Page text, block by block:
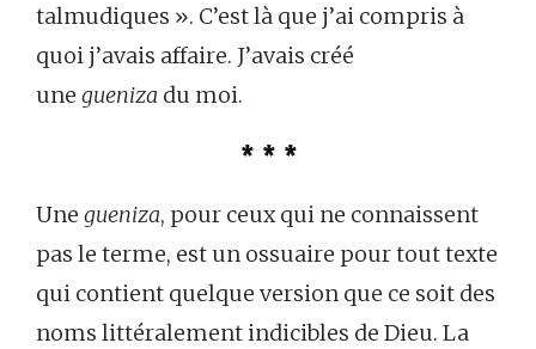
talmudiques ». C’est là que j’ai compris à
quoi j’avais affaire. J’avais créé
une gueniza du moi.
* * *
Une gueniza, pour ceux qui ne connaissent
pas le terme, est un ossuaire pour tout texte
qui contient quelque version que ce soit des
noms littéralement indicibles de Dieu. La